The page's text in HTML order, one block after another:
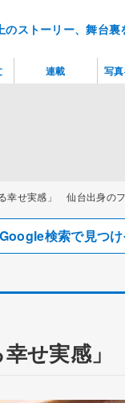
のストーリー、舞台
幸せ実感」 仙台出身の
検索で見つ
幸せ実感
連載 写